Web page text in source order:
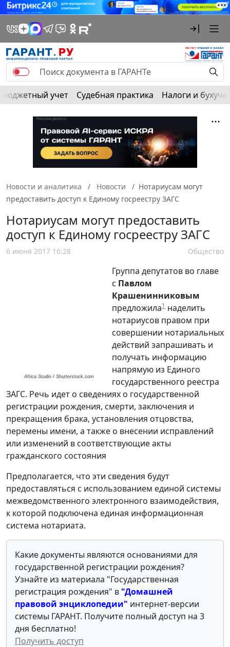
Бюджетный учет Судебная практика Налоги и
Новости и аналитика Новости
Нотариусам могут
предоставить доступ к Единому госреестру ЗАГС
Нотариусам могут предоставить
доступ к Единому госреестру ЗАГС
6 июня 2017 16:28 Общество
Africa Studio / Shutterstock.com
Группа депутатов во главе
с Павлом
Крашенинниковым
предложила1 наделить
нотариусов правом при
совершении нотариальных
действий запрашивать и
получать информацию
напрямую из Единого
государственного реестра
ЗАГС. Речь идет о сведениях о государственной
регистрации рождения, смерти, заключения и
прекращения брака, установления отцовства,
перемены имени, а также о внесении исправлений
или изменений в соответствующие акты
гражданского состояния
Предполагается, что эти сведения будут
предоставляться с использованием единой системы
межведомственного электронного взаимодействия,
к которой подключена единая информационная
система нотариата.
Какие документы являются основаниями для
государственной регистрации рождения?
Узнайте из материала "Государственная
регистрация рождения" в "Домашней
правовой энциклопедии" интернет-версии
системы ГАРАНТ. Получите полный доступ на 3
дня бесплатно!
Получить доступ